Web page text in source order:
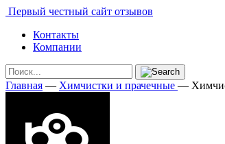
Первый честный сайт отзывов
Контакты
Компании
Главная — Химчистки и прачечные —